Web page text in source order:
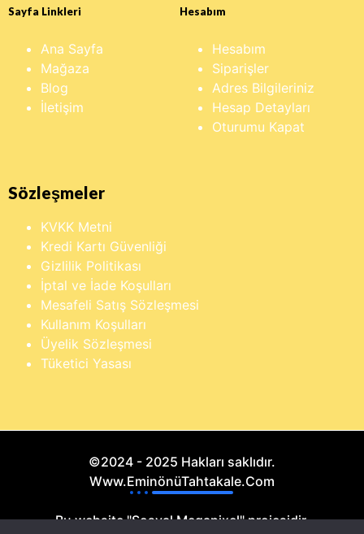
Sayfa Linkleri
Ana Sayfa
Mağaza
Blog
İletişim
Hesabım
Hesabım
Siparişler
Adres Bilgileriniz
Hesap Detayları
Oturumu Kapat
Sözleşmeler
KVKK Metni
Kredi Kartı Güvenliği
Gizlilik Politikası
İptal ve İade Koşulları
Mesafeli Satış Sözleşmesi
Kullanım Koşulları
Üyelik Sözleşmesi
Tüketici Yasası
©2024 - 2025 Hakları saklıdır.
Www.EminönüTahtakale.Com
Bu website "Sosyal Megapixel" projesidir.